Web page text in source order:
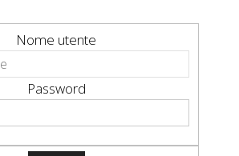
Nome utente
Password